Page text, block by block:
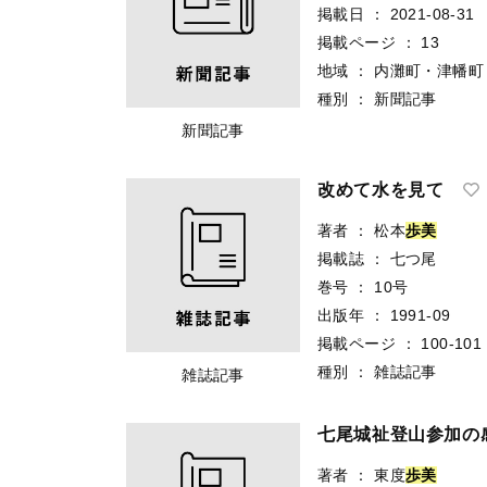
新聞記事
掲載日 ：
2021-08-31
掲載ページ
：
13
地域
：
内灘町・津幡町
種別
： 新聞記事
雑誌記事
改めて水を見て
著者 ： 松本歩美
掲載誌
：
七つ尾
巻号
：
10号
出版年
：
1991-09
掲載ページ
：
100-101
種別
： 雑誌記事
七尾城祉登山参加の
著者 ： 東度歩美